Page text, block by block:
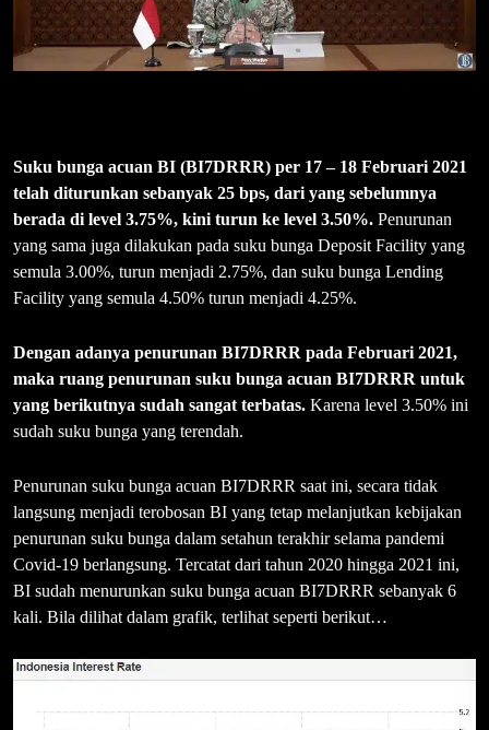
Suku bunga acuan BI (BI7DRRR) per 17 – 18 Februari 2021
telah diturunkan sebanyak 25 bps, dari yang sebelumnya
berada di level 3.75%, kini turun ke level 3.50%. Penurunan
yang sama juga dilakukan pada suku bunga Deposit Facility yang
semula 3.00%, turun menjadi 2.75%, dan suku bunga Lending
Facility yang semula 4.50% turun menjadi 4.25%.
Dengan adanya penurunan BI7DRRR pada Februari 2021,
maka ruang penurunan suku bunga acuan BI7DRRR untuk
yang berikutnya sudah sangat terbatas. Karena level 3.50% ini
sudah suku bunga yang terendah.
Penurunan suku bunga acuan BI7DRRR saat ini, secara tidak
langsung menjadi terobosan BI yang tetap melanjutkan kebijakan
penurunan suku bunga dalam setahun terakhir selama pandemi
Covid-19 berlangsung. Tercatat dari tahun 2020 hingga 2021 ini,
BI sudah menurunkan suku bunga acuan BI7DRRR sebanyak 6
kali. Bila dilihat dalam grafik, terlihat seperti berikut…